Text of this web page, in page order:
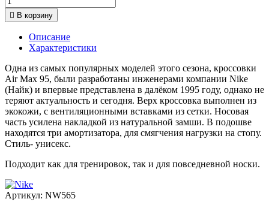
 В корзину
Описание
Характеристики
Одна из самых популярных моделей этого сезона, кроссовки
Air Max 95, были разработаны инженерами компании Nike
(Найк) и впервые представлена в далёком 1995 году, однако не
теряют актуальность и сегодня. Верх кроссовка выполнен из
экокожи, с вентиляционными вставками из сетки. Носовая
часть усилена накладкой из натуральной замши. В подошве
находятся три амортизатора, для смягчения нагрузки на стопу.
Стиль- унисекс.
Подходит как для тренировок, так и для повседневной носки.
Артикул: NW565